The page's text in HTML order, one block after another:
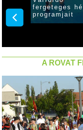
fergeteges
programjait
A ROVAT